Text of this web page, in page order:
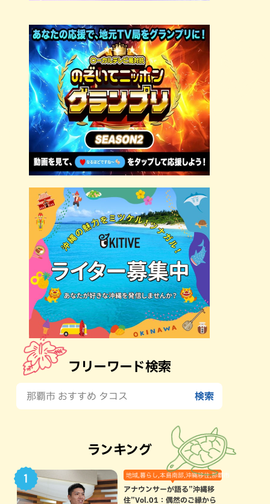
フリーワード検索
ランキング
地域,暮らし,本島南部,沖縄移住,那覇市
アナウンサーが語る”沖縄移
住”Vol.01：偶然のご縁から